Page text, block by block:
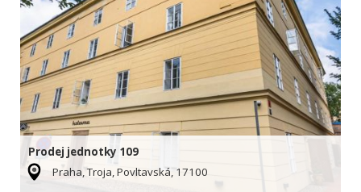
Prodej jednotky 109
Praha, Troja, Povltavská, 17100